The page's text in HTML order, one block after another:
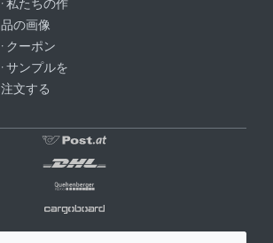
· 私たちの作
品の画像
· クーポン
· サンプルを
注文する